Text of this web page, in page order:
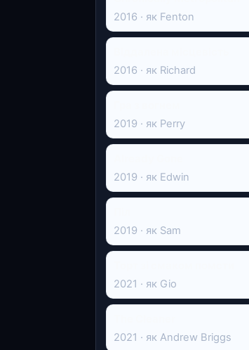
2016 · як Fenton
2016 · як Richard
2019 · як Perry
2019 · як Edwin
2019 · як Sam
2021 · як Gio
2021 · як Andrew Briggs